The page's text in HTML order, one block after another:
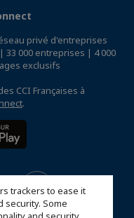
trackers to ease it
security. Some
privé d'entreprises
33 000 entreprises | 4 000
exclusifs
CCI Françaises à
.